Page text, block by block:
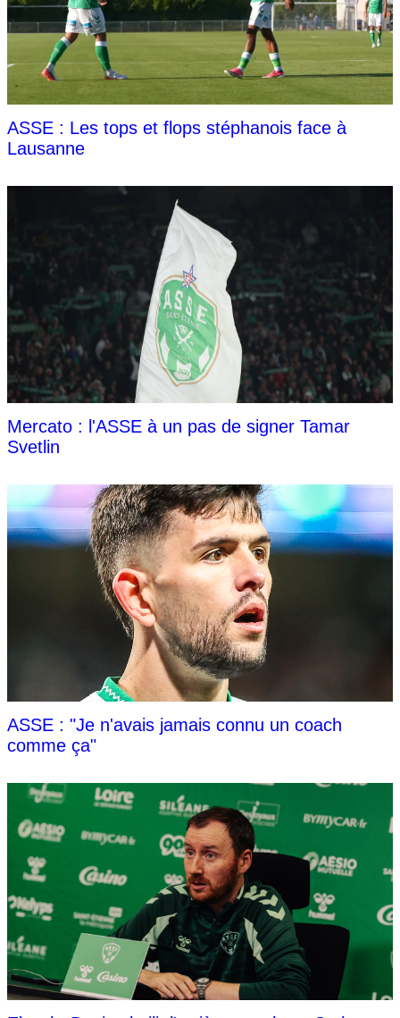
ASSE : Les tops et flops stéphanois face à
Lausanne
Mercato : l'ASSE à un pas de signer Tamar
Svetlin
ASSE : "Je n'avais jamais connu un coach
comme ça"